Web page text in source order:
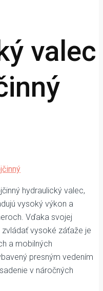
valec
hydraulický valec,
vysoký výkon a
Vďaka svojej
vysoké záťaže je
a mobilných
presným vedením
v náročných